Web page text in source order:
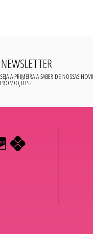
NEWSLETTER
SEJA A PRIMEIRA A SABER DE NOSSAS
PROMOÇÕES!